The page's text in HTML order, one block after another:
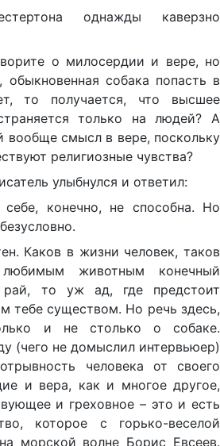
однажды каверзно
о милосердии и вере, но
собака попасть в
то получается, что высшее
только на людей? А
вообще смысл в вере, поскольку
религиозные чувства?
улыбнулся и ответил:
конечно, не способна. Но
Каков в жизни человек, таков
животным конечный
рай, то уж ад, где предстоит
тебе существом. Но речь здесь,
и не столько о собаке.
(чего не домыслил интервьюер)
человека от своего
и вера, как и многое другое,
и греховное – это и есть
которое с горько-веселой
морской волне Борис Евсеев.